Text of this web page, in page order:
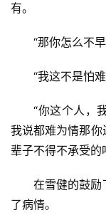
有。
“那你怎么不
“我这不是怕
“你这个人，
我说都难为情那
辈子不得不承受的
在雪健的鼓励
了病情。